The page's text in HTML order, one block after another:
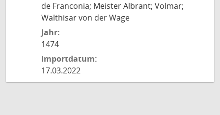
de Franconia; Meister Albrant; Volmar;
Walthisar von der Wage
Jahr:
1474
Importdatum:
17.03.2022